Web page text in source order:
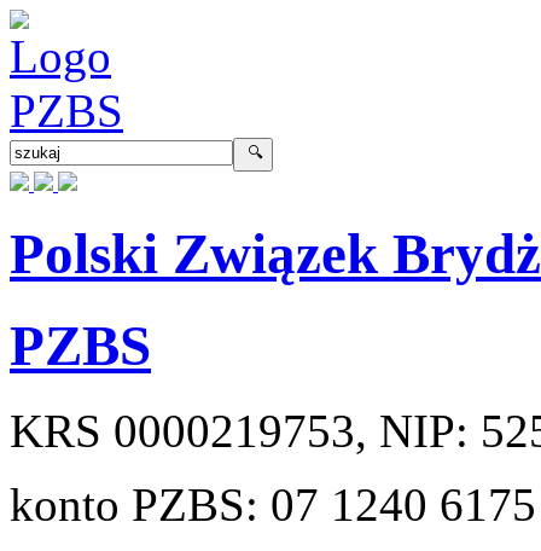
Polski Związek
PZBS
KRS 0000219753, NIP:
konto PZBS: 07 1240